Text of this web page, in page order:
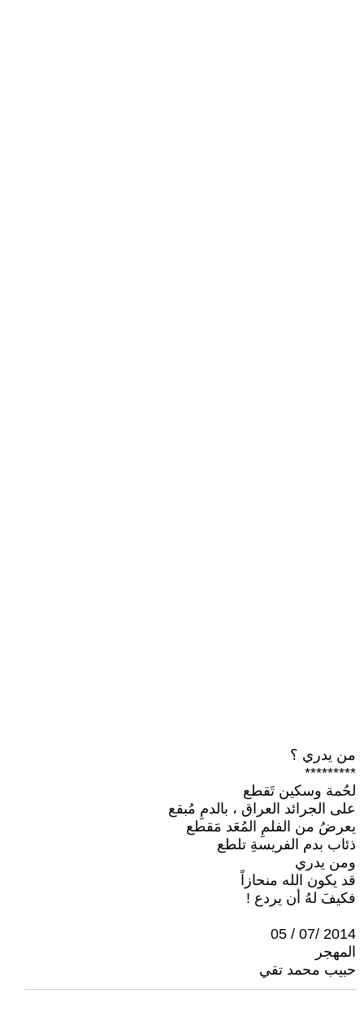
من يدري ؟
*********
لحُمة وسكين تَقطع
على الجرائد العراق ، بالدمِ مُبقع
يعرضُ من الفلمِ المُعَد مَقطع
ذئاب بدم الفريسةِ تلطع
ومن يدري
قد يكون الله منحازاً
فكيفَ لهُ أن يردع !
2014 /07 / 05
المهجر
حبيب محمد تقي